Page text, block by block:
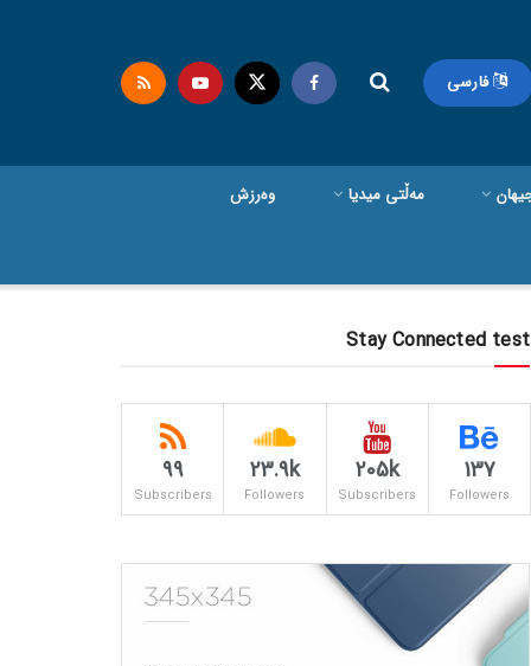
فارسی
مەڵتی میدیا وەرزش
Stay Connected test
137
Followers
205k
Subscribers
23.9k
Followers
99
Subscribers